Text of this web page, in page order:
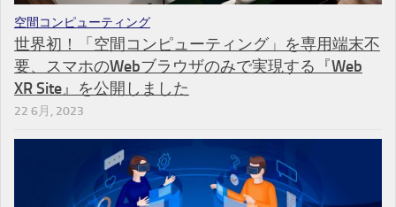
空間コンピューティング
世界初！「空間コンピューティング」を専用端末不
要、スマホのWebブラウザのみで実現する『Web
XR Site』を公開しました
22 6月, 2023